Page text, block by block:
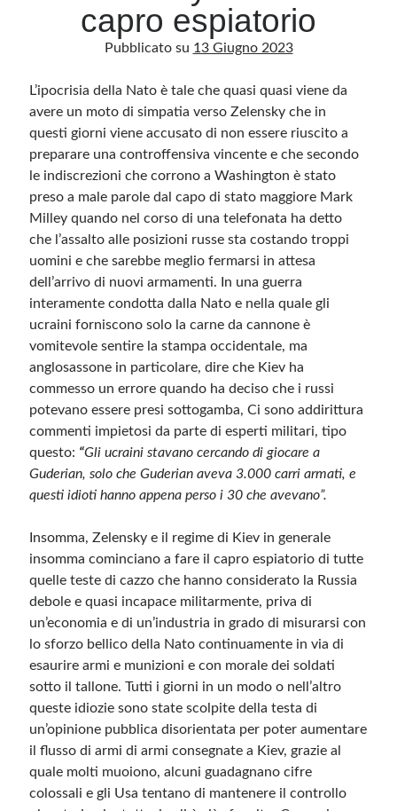
Archivi
Categorie
Questo blog non rappresenta una testata giornalistica, in quanto viene aggiornato
senza alcuna periodicità. Non può pertanto considerarsi un prodotto editoriale ai
sensi della legge n· 62 del 7.03.2001. L’autore non è responsabile di quanto
pubblicato dai lettori nei commenti ai vari post. Saranno comunque cancellati quelli
ritenuti offensivi o lesivi dell’immagine o dell’onorabilità di terzi, di genere spam,
razzisti o che contengano dati personali non conformi al rispetto delle norme sulla
privacy. Alcune immagini inserite in questo blog sono tratte da Internet e, pertanto,
diritti d’autore, vi invito a comunicarlo via e-mail a info[at]dinovalle.it e saranno
tramite link né del loro contenuto, che può essere soggetto a variazioni nel tempo.
Accedi
Feed dei contenuti
WordPress.org
capro espiatorio
Pubblicato su 13 Giugno 2023
L’ipocrisia della Nato è tale che quasi quasi viene da
avere un moto di simpatia verso Zelensky che in
questi giorni viene accusato di non essere riuscito a
preparare una controffensiva vincente e che secondo
le indiscrezioni che corrono a Washington è stato
preso a male parole dal capo di stato maggiore Mark
Milley quando nel corso di una telefonata ha detto
che l’assalto alle posizioni russe sta costando troppi
uomini e che sarebbe meglio fermarsi in attesa
dell’arrivo di nuovi armamenti. In una guerra
interamente condotta dalla Nato e nella quale gli
ucraini forniscono solo la carne da cannone è
vomitevole sentire la stampa occidentale, ma
anglosassone in particolare, dire che Kiev ha
commesso un errore quando ha deciso che i russi
potevano essere presi sottogamba, Ci sono addirittura
commenti impietosi da parte di esperti militari, tipo
questo: “Gli ucraini stavano cercando di giocare a
Guderian, solo che Guderian aveva 3.000 carri armati, e
questi idioti hanno appena perso i 30 che avevano”.
Insomma, Zelensky e il regime di Kiev in generale
insomma cominciano a fare il capro espiatorio di tutte
quelle teste di cazzo che hanno considerato la Russia
debole e quasi incapace militarmente, priva di
un’economia e di un’industria in grado di misurarsi con
lo sforzo bellico della Nato continuamente in via di
esaurire armi e munizioni e con morale dei soldati
sotto il tallone. Tutti i giorni in un modo o nell’altro
queste idiozie sono state scolpite della testa di
un’opinione pubblica disorientata per poter aumentare
il flusso di armi di armi consegnate a Kiev, grazie al
quale molti muoiono, alcuni guadagnano cifre
colossali e gli Usa tentano di mantenere il controllo